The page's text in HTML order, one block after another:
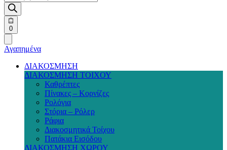
προϊόντων
0Open
cart
Αγαπημένα
ΔΙΑΚΟΣΜΗΣΗ
ΔΙΑΚΟΣΜΗΣΗ ΤΟΙΧΟΥ
Καθρέπτες
Πίνακες – Κορνίζες
Ρολόγια
Στόρια – Ρόλερ
Ράφια
Διακοσμητικά Τοίχου
Πατάκια Εισόδου
ΔΙΑΚΟΣΜΗΣΗ ΧΩΡΟΥ